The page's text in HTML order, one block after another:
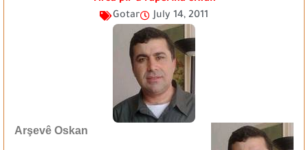
Gotar
July 14, 2011
Arşevê Oskan